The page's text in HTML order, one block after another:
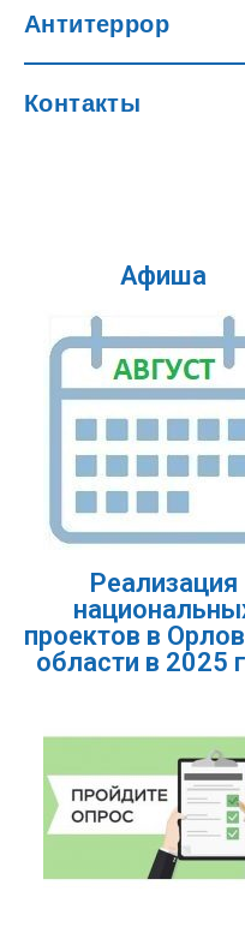
Антитеррор
Контакты
Афиша
Реализация
проектов в
области в 2025